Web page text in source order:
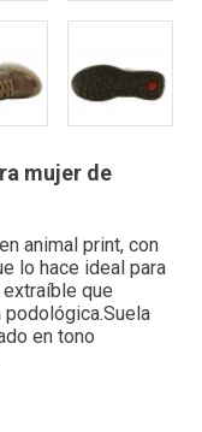
mujer de
animal print, con
lo hace ideal para
que
en tono